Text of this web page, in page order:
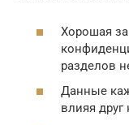
Хорошая
разделов
Данные
влияя друг